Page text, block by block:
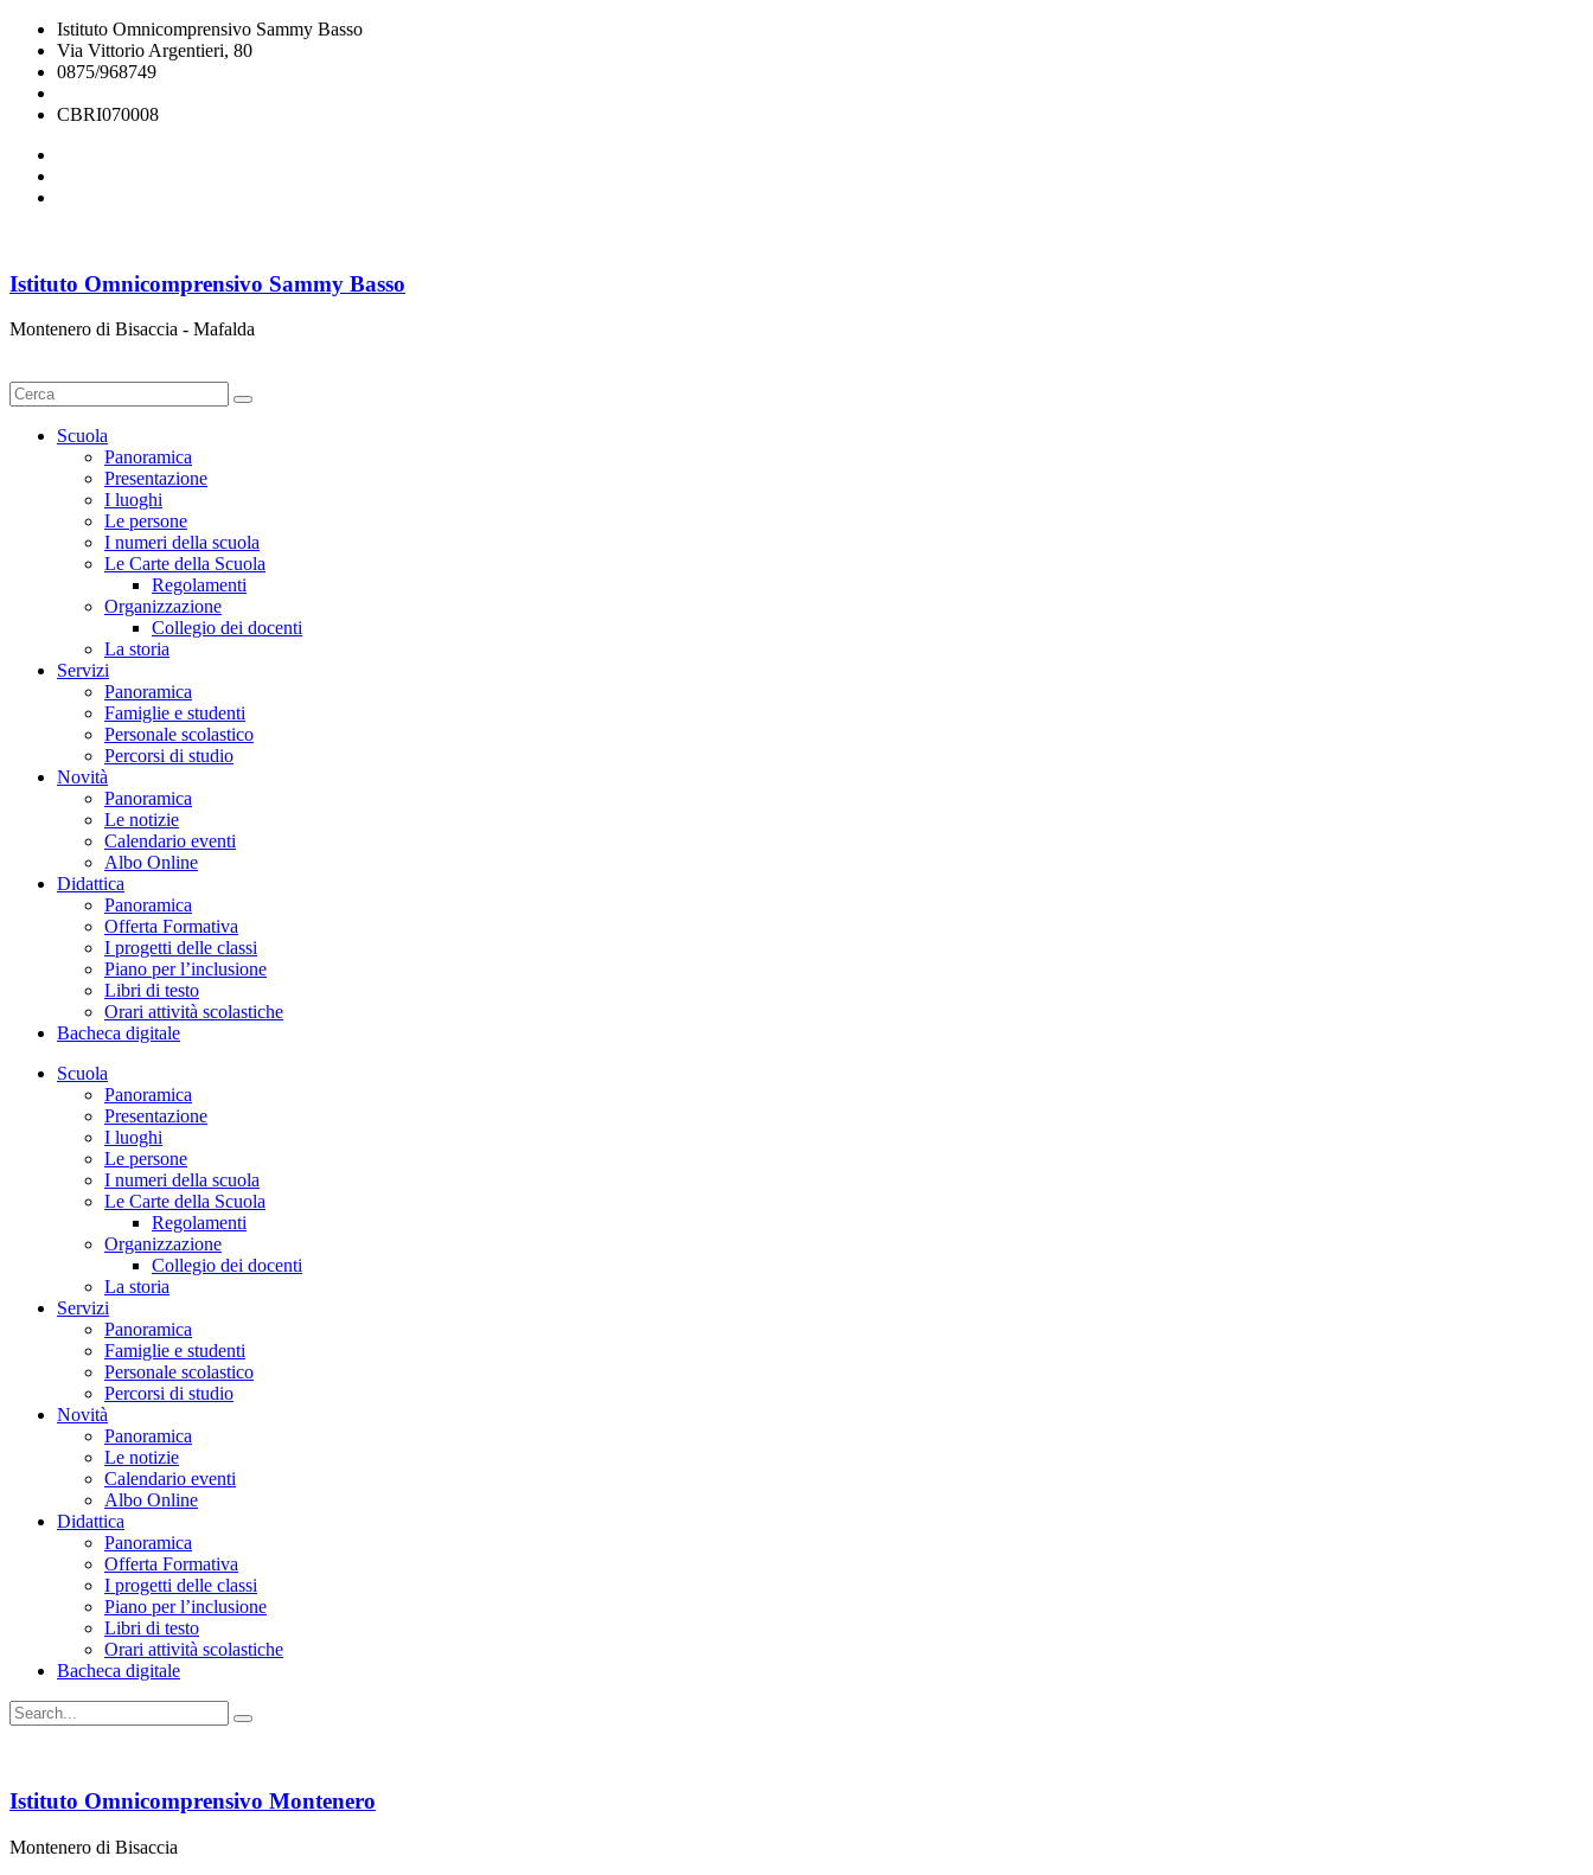
Istituto Omnicomprensivo Sammy Basso
Via Vittorio Argentieri, 80
0875/968749
CBRI070008
Istituto Omnicomprensivo Sammy Basso
Montenero di Bisaccia - Mafalda
Scuola
Panoramica
Presentazione
I luoghi
Le persone
I numeri della scuola
Le Carte della Scuola
Regolamenti
Organizzazione
Collegio dei docenti
La storia
Servizi
Panoramica
Famiglie e studenti
Personale scolastico
Percorsi di studio
Novità
Panoramica
Le notizie
Calendario eventi
Albo Online
Didattica
Panoramica
Offerta Formativa
I progetti delle classi
Piano per l’inclusione
Libri di testo
Orari attività scolastiche
Bacheca digitale
Scuola
Panoramica
Presentazione
I luoghi
Le persone
I numeri della scuola
Le Carte della Scuola
Regolamenti
Organizzazione
Collegio dei docenti
La storia
Servizi
Panoramica
Famiglie e studenti
Personale scolastico
Percorsi di studio
Novità
Panoramica
Le notizie
Calendario eventi
Albo Online
Didattica
Panoramica
Offerta Formativa
I progetti delle classi
Piano per l’inclusione
Libri di testo
Orari attività scolastiche
Bacheca digitale
Istituto Omnicomprensivo Montenero
Montenero di Bisaccia